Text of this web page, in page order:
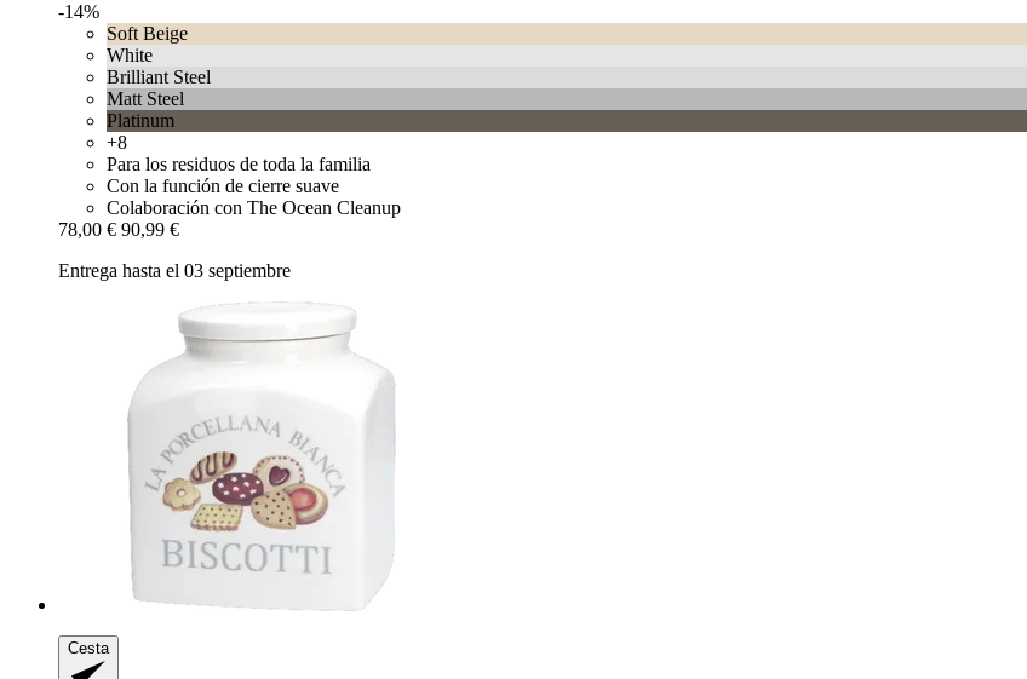
-14%
Soft Beige
White
Brilliant Steel
Matt Steel
Platinum
+8
Para los residuos de toda la familia
Con la función de cierre suave
Colaboración con The Ocean Cleanup
78,00 € 90,99 €
Entrega hasta el 03 septiembre
Cesta